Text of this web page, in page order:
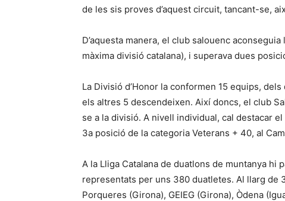
de les sis proves d’aquest circuit, tancant-se,
D’aquesta manera, el club salouenc
màxima divisió catalana), i superava dues
La Divisió d’Honor la conformen 15 equips,
els altres 5 descendeixen. Així doncs, el club
se a la divisió. A nivell individual, cal destacar
3a posició de la categoria Veterans + 40, al
A la Lliga Catalana de duatlons de muntanya
representats per uns 380 duatletes. Al llarg de
Porqueres (Girona), GEIEG (Girona), Òdena